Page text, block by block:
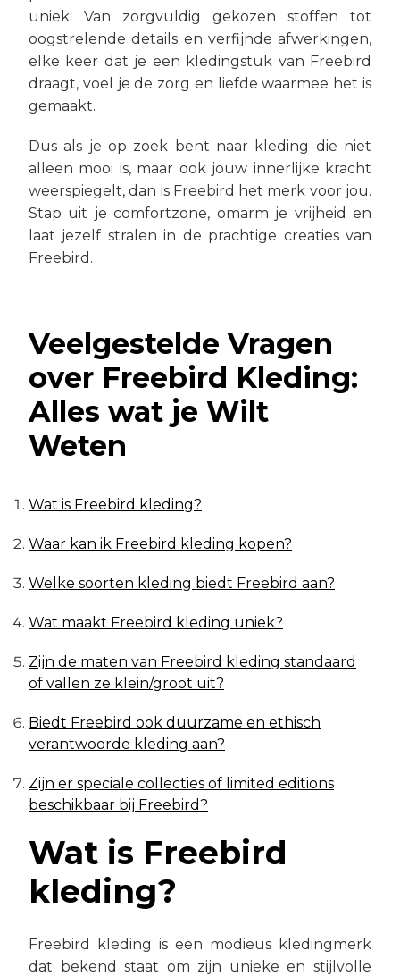
uniek. Van zorgvuldig gekozen stoffen tot
oogstrelende details en verfijnde afwerkingen,
elke keer dat je een kledingstuk van Freebird
draagt, voel je de zorg en liefde waarmee het is
gemaakt.
Dus als je op zoek bent naar kleding die niet
alleen mooi is, maar ook jouw innerlijke kracht
weerspiegelt, dan is Freebird het merk voor jou.
Stap uit je comfortzone, omarm je vrijheid en
laat jezelf stralen in de prachtige creaties van
Freebird.
Veelgestelde Vragen
over Freebird Kleding:
Alles wat je Wilt
Weten
Wat is Freebird kleding?
Waar kan ik Freebird kleding kopen?
Welke soorten kleding biedt Freebird aan?
Wat maakt Freebird kleding uniek?
Zijn de maten van Freebird kleding standaard
of vallen ze klein/groot uit?
Biedt Freebird ook duurzame en ethisch
verantwoorde kleding aan?
Zijn er speciale collecties of limited editions
beschikbaar bij Freebird?
Wat is Freebird
kleding?
Freebird kleding is een modieus kledingmerk
dat bekend staat om zijn unieke en stijlvolle